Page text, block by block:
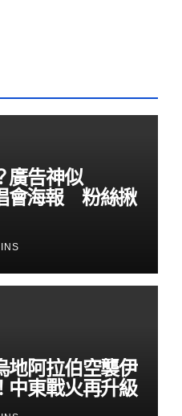
廣告神似
會海報 粉絲揪
地阿拉伯空襲伊
中東戰火再升級